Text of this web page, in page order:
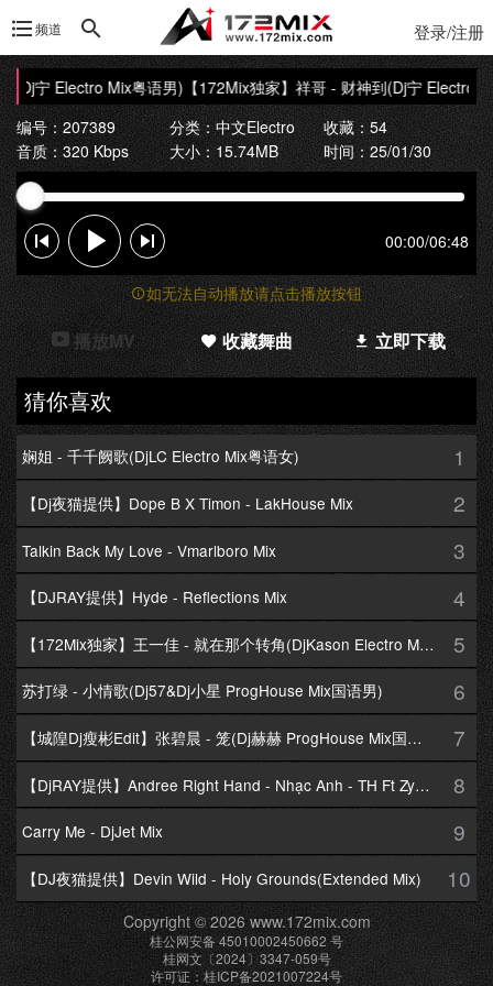
频道 登录/注册
宁 Electro Mix粤语男)【172Mix独家】祥哥 - 财神到(Dj宁 Electro
编号：207389
分类：中文Electro
收藏：54
音质：320 Kbps
大小：15.74MB 时间：25/01/30
00:00/06:48
如无法自动播放请点击播放按钮
播放MV 收藏舞曲 立即下载
猜你喜欢
娴姐 - 千千阙歌(DjLC Electro Mix粤语女) 1
【Dj夜猫提供】Dope B X Timon - LakHouse Mix 2
Talkin Back My Love - Vmarlboro Mix 3
【DJRAY提供】Hyde - Reflections Mix 4
【172Mix独家】王一佳 - 就在那个转角(DjKason Electro Mix国语女) 5
苏打绿 - 小情歌(Dj57&Dj小星 ProgHouse Mix国语男) 6
【城隍Dj瘦彬Edit】张碧晨 - 笼(Dj赫赫 ProgHouse Mix国语女) 7
【DjRAY提供】Andree Right Hand - Nhạc Anh - TH Ft Zym Mix 8
Carry Me - DjJet Mix 9
【DJ夜猫提供】Devin Wild - Holy Grounds(Extended Mix) 10
Copyright © 2026 www.172mix.com
桂公网安备 45010002450662 号
桂网文〔2024〕3347-059号
许可证：桂ICP备2021007224号